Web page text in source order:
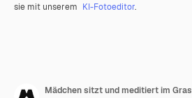
sie mit unserem KI-Fotoeditor.
Mädchen sitzt und meditiert im Gras